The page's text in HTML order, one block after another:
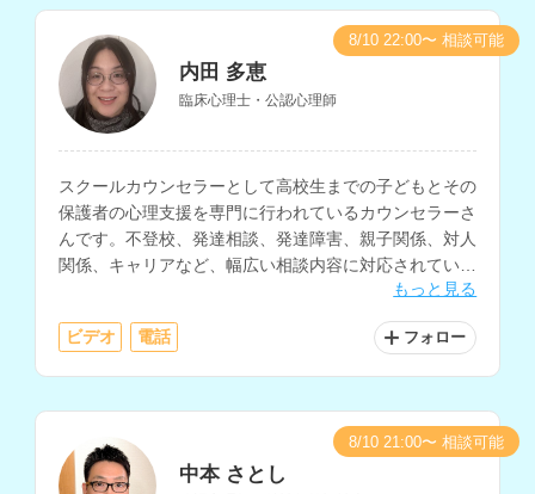
内田 多恵
臨床心理士・公認心理師
スクールカウンセラーとして高校生までの子どもとその
保護者の心理支援を専門に行われているカウンセラーさ
んです。不登校、発達相談、発達障害、親子関係、対人
関係、キャリアなど、幅広い相談内容に対応されていま
す。病院での勤務経験や大学講師の経験もお持ちです。
もっと見る
ビデオ 電話 フォロー
8/10 22:00〜 相談可能
中本 さとし
8/10 21:00〜 相談可能